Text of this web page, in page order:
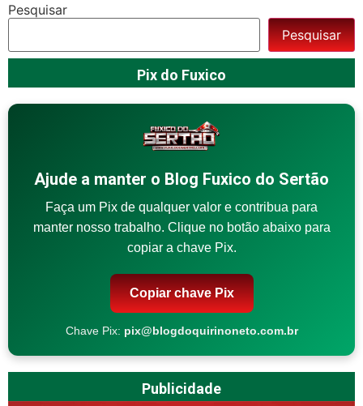
Pesquisar
Pesquisar
Pix do Fuxico
Ajude a manter o Blog Fuxico do Sertão
Faça um Pix de qualquer valor e contribua para
manter nosso trabalho. Clique no botão abaixo para
copiar a chave Pix.
Copiar chave Pix
Chave Pix: pix@blogdoquirinoneto.com.br
Publicidade